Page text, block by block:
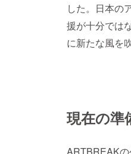
した。日本の
援が十分では
に新たな風を
現在の準
ARTBREAK